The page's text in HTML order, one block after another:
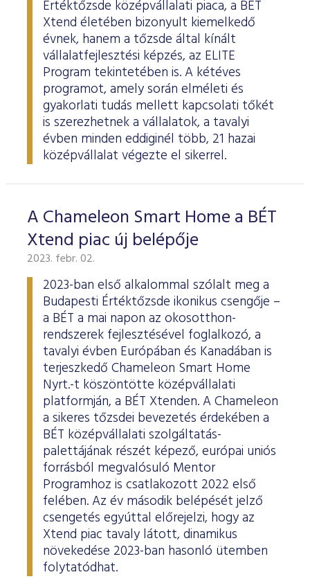
Értéktőzsde középvállalati piaca, a BÉT
Xtend életében bizonyult kiemelkedő
évnek, hanem a tőzsde által kínált
vállalatfejlesztési képzés, az ELITE
Program tekintetében is. A kétéves
programot, amely során elméleti és
gyakorlati tudás mellett kapcsolati tőkét
is szerezhetnek a vállalatok, a tavalyi
évben minden eddiginél több, 21 hazai
középvállalat végezte el sikerrel.
A Chameleon Smart Home a BÉT
Xtend piac új belépője
2023. febr. 02.
2023-ban első alkalommal szólalt meg a
Budapesti Értéktőzsde ikonikus csengője –
a BÉT a mai napon az okosotthon-
rendszerek fejlesztésével foglalkozó, a
tavalyi évben Európában és Kanadában is
terjeszkedő Chameleon Smart Home
Nyrt.-t köszöntötte középvállalati
platformján, a BÉT Xtenden. A Chameleon
a sikeres tőzsdei bevezetés érdekében a
BÉT középvállalati szolgáltatás-
palettájának részét képező, európai uniós
forrásból megvalósuló Mentor
Programhoz is csatlakozott 2022 első
felében. Az év második belépését jelző
csengetés egyúttal előrejelzi, hogy az
Xtend piac tavaly látott, dinamikus
növekedése 2023-ban hasonló ütemben
folytatódhat.